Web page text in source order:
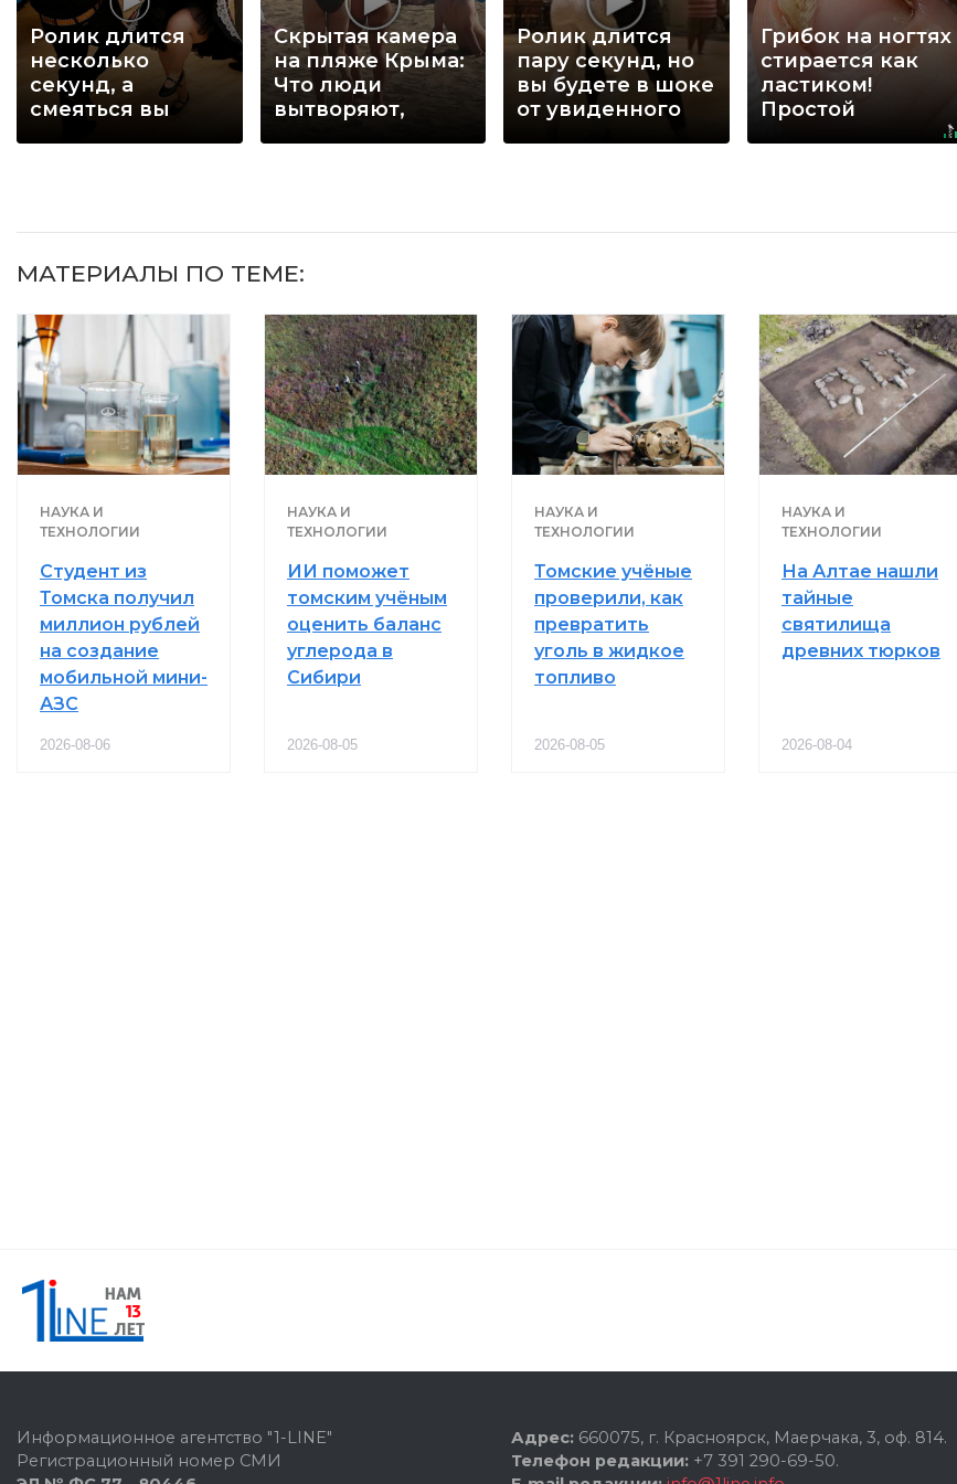
Ролик длится
несколько
секунд, а
смеяться вы
Скрытая камера
на пляже Крыма:
Что люди
вытворяют,
Ролик длится
пару секунд, но
вы будете в шоке
от увиденного
Грибок на ногтях
стирается как
ластиком!
Простой
домашний метод
МАТЕРИАЛЫ ПО ТЕМЕ:
НАУКА И
ТЕХНОЛОГИИ
Студент из
Томска получил
миллион рублей
на создание
мобильной мини-
АЗС
2026-08-06
НАУКА И
ТЕХНОЛОГИИ
ИИ поможет
томским учёным
оценить баланс
углерода в
Сибири
2026-08-05
НАУКА И
ТЕХНОЛОГИИ
Томские учёные
проверили, как
превратить
уголь в жидкое
топливо
2026-08-05
НАУКА И
ТЕХНОЛОГИИ
На Алтае нашли
тайные
святилища
древних тюрков
2026-08-04
Информационное агентство "1-LINE"
Регистрационный номер СМИ
Адрес: 660075, г. Красноярск, Маерчака, 3, оф. 814.
Телефон редакции: +7 391 290-69-50.